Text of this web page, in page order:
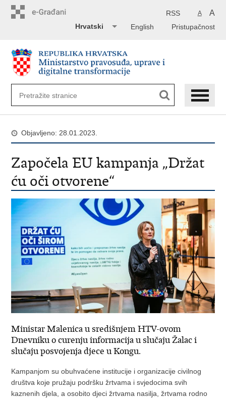
A A
RSS
Pristupačnost
English
Hrvatski
Objavljeno: 28.01.2023.
Započela EU kampanja „Držat
ću oči otvorene“
Ministar Malenica u središnjem HTV-ovom
Dnevniku o curenju informacija u slučaju Žalac i
slučaju posvojenja djece u Kongu.
Kampanjom su obuhvaćene institucije i organizacije civilnog
društva koje pružaju podršku žrtvama i svjedocima svih
kaznenih djela, a osobito djeci žrtvama nasilja, žrtvama rodno